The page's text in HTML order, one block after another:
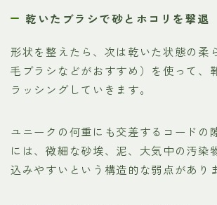
乾いたブラシで砂とホコリを撃退
形状を整えたら、次は乾いた状態の柔
毛ブラシなどがおすすめ）を使って、
ラッシングしていきます。
ユニークの何重にも交差するコードの
には、微細な砂埃、泥、大気中の汚染
込みやすいという構造的な弱点があり